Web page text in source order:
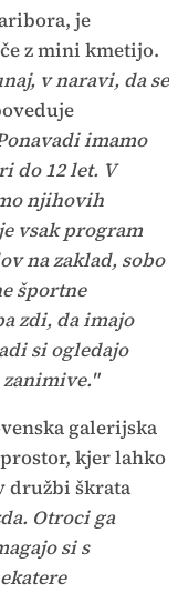
je
z mini kmetijo.
v naravi, da se
imamo
do 12 let. V
njihovih
vsak program
na zaklad, sobo
športne
zdi, da imajo
si ogledajo
galerijska
kjer lahko
družbi škrata
Otroci ga
si s